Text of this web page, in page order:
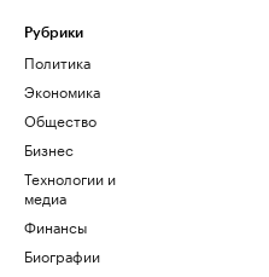
Рубрики
Политика
Экономика
Общество
Бизнес
Технологии и
медиа
Финансы
Биографии